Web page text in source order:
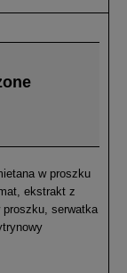
w proszku
ekstrakt z
serwatka